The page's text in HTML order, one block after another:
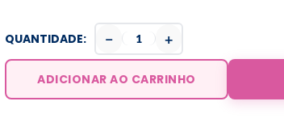
QUANTIDADE: − +
ADICIONAR AO CARRINHO